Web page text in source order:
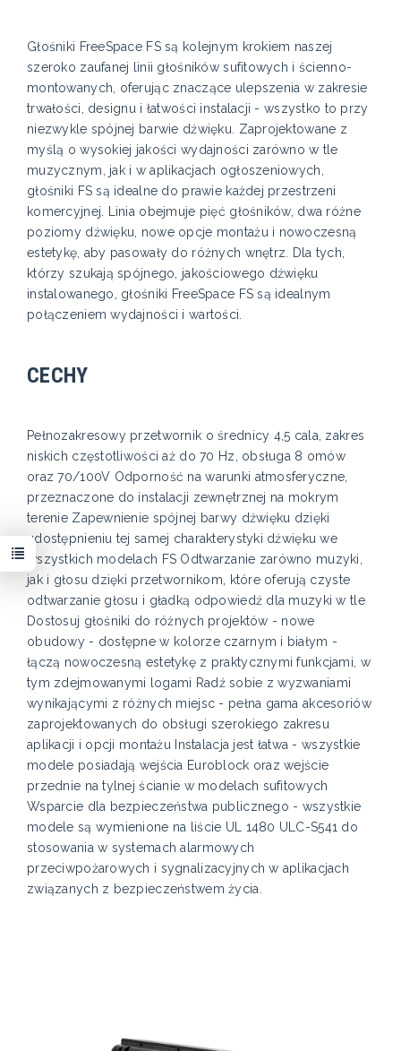
Głośniki FreeSpace FS są kolejnym krokiem naszej
szeroko zaufanej linii głośników sufitowych i ścienno-
montowanych, oferując znaczące ulepszenia w zakresie
trwałości, designu i łatwości instalacji - wszystko to przy
niezwykle spójnej barwie dźwięku. Zaprojektowane z
myślą o wysokiej jakości wydajności zarówno w tle
muzycznym, jak i w aplikacjach ogłoszeniowych,
głośniki FS są idealne do prawie każdej przestrzeni
komercyjnej. Linia obejmuje pięć głośników, dwa różne
poziomy dźwięku, nowe opcje montażu i nowoczesną
estetykę, aby pasowały do różnych wnętrz. Dla tych,
którzy szukają spójnego, jakościowego dźwięku
instalowanego, głośniki FreeSpace FS są idealnym
połączeniem wydajności i wartości.
CECHY
Pełnozakresowy przetwornik o średnicy 4,5 cala, zakres
niskich częstotliwości aż do 70 Hz, obsługa 8 omów
oraz 70/100V Odporność na warunki atmosferyczne,
przeznaczone do instalacji zewnętrznej na mokrym
terenie Zapewnienie spójnej barwy dźwięku dzięki
udostępnieniu tej samej charakterystyki dźwięku we
wszystkich modelach FS Odtwarzanie zarówno muzyki,
jak i głosu dzięki przetwornikom, które oferują czyste
odtwarzanie głosu i gładką odpowiedź dla muzyki w tle
Dostosuj głośniki do różnych projektów - nowe
obudowy - dostępne w kolorze czarnym i białym -
łączą nowoczesną estetykę z praktycznymi funkcjami, w
tym zdejmowanymi logami Radź sobie z wyzwaniami
wynikającymi z różnych miejsc - pełna gama akcesoriów
zaprojektowanych do obsługi szerokiego zakresu
aplikacji i opcji montażu Instalacja jest łatwa - wszystkie
modele posiadają wejścia Euroblock oraz wejście
przednie na tylnej ścianie w modelach sufitowych
Wsparcie dla bezpieczeństwa publicznego - wszystkie
modele są wymienione na liście UL 1480 ULC-S541 do
stosowania w systemach alarmowych
przeciwpożarowych i sygnalizacyjnych w aplikacjach
związanych z bezpieczeństwem życia.